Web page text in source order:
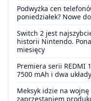
Podwyżka cen
poniedziałek? Nowe
Switch 2 jest
historii Nintendo.
miesięcy
Premiera serii REDMI
7500 mAh i dwa
Meksyk idzie na
zaprzestaniem